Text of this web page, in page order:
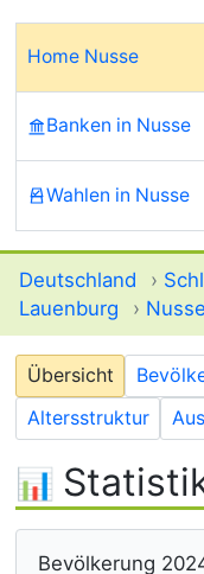
Home Nusse
Banken in Nusse
Wahlen in Nusse
Deutschland ›
Lauenburg
› Nusse
Übersicht
Altersstruktur
Bevölkerung